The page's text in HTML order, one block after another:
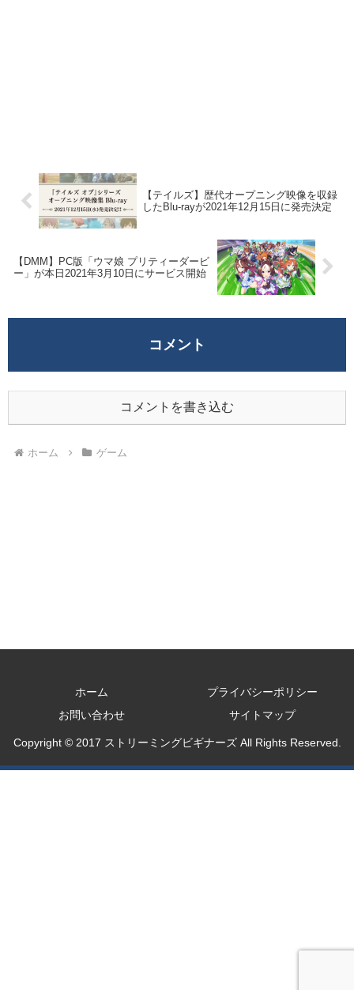
【テイルズ】歴代オープニング映像を収録
したBlu-rayが2021年12月15日に発売決定
【DMM】PC版「ウマ娘 プリティーダービ
ー」が本日2021年3月10日にサービス開始
コメント
コメントを書き込む
ホーム ゲーム
ホーム
プライバシーポリシー
お問い合わせ
サイトマップ
Copyright © 2017 ストリーミングビギナーズ All Rights Reserved.